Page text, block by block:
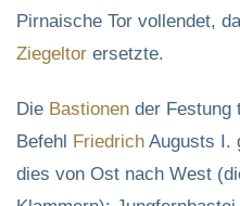
Pirnaische Tor vollendet,
Ziegeltor ersetzte.
Die Bastionen der Festung
Befehl Friedrich Augusts I.
dies von Ost nach West